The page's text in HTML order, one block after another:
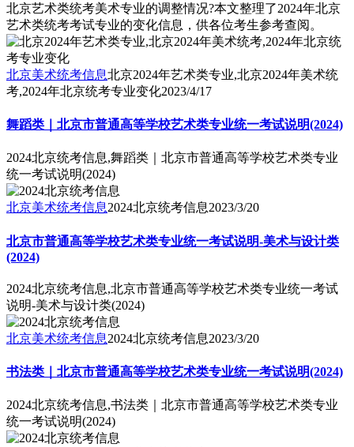
北京艺术类统考美术专业的调整情况?本文整理了2024年北京
艺术类统考考试专业的变化信息，供各位考生参考查阅。
北京美术统考信息北京2024年艺术类专业,北京2024年美术统
考,2024年北京统考专业变化2023/4/17
舞蹈类｜北京市普通高等学校艺术类专业统一考试说明(2024)
2024北京统考信息,舞蹈类｜北京市普通高等学校艺术类专业
统一考试说明(2024)
北京美术统考信息2024北京统考信息2023/3/20
北京市普通高等学校艺术类专业统一考试说明-美术与设计类
(2024)
2024北京统考信息,北京市普通高等学校艺术类专业统一考试
说明-美术与设计类(2024)
北京美术统考信息2024北京统考信息2023/3/20
书法类｜北京市普通高等学校艺术类专业统一考试说明(2024)
2024北京统考信息,书法类｜北京市普通高等学校艺术类专业
统一考试说明(2024)